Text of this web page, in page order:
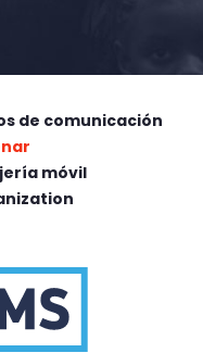
de comunicación
móvil